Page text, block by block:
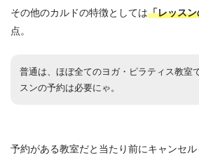
その他のカルドの特徴としては「レッス
点。
普通は、ほぼ全てのヨガ・ピラティス教室
スンの予約は必要にゃ。
予約がある教室だと当たり前にキャンセル